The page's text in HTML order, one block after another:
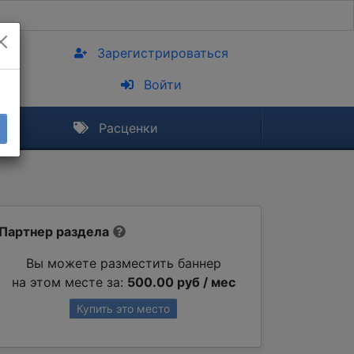
Зарегистрироваться
Войти
Расценки
Партнер раздела
Вы можете разместить баннер
на этом месте за: 500.00 руб / мес
Купить это место